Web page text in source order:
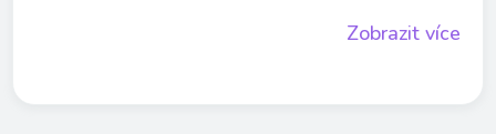
Zobrazit více